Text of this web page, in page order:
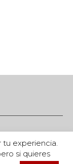
tu experiencia.
si quieres